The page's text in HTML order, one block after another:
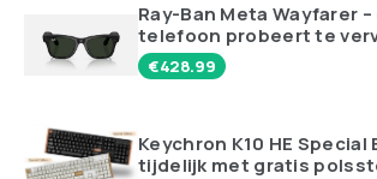
Ray-Ban Meta Wayfarer
telefoon probeert te
€428.99
Keychron K10 HE Special
tijdelijk met gratis